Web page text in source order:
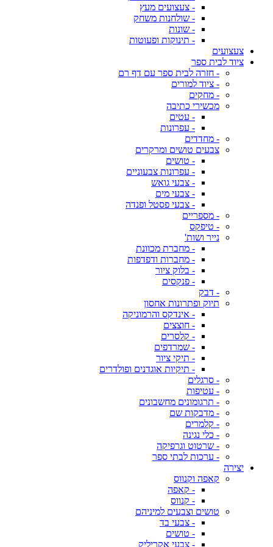
- צעצועים מעץ
- שולחנות משחק
- שונות
- תינוקות ופעוטות
צעצועים
ציוד לבית ספר
- חזרה לבית ספר עם דף רם
- ציוד למורים
- מחקים
מכשירי כתיבה
- עטים
- עפרונות
- מחדדים
צבעים טושים ומרקרים
- טושים
- עפרונות צבעוניים
- צבעי גואש
- צבעי מים
- צבעי פסטל ופנדה
- מספריים
- טיפקס
נייר ושות'
- מחברת מכוונת
- מחברות ודפדפות
- בלוק ציור
- פנקסים
- דבק
תיוק ופתרונות אחסון
- אינדקס והרמוניקה
- חוצצים
- קלסרים
- שמרדפים
- תיקי ציור
- תיקיות אוגדנים ופולדרים
- סרגלים
- עטיפות
- תרגומונים מחשבונים
- מדבקות שם
- קלמרים
- כלי נגינה
- שרטוט וגרפיקה
- ערכות לבתי ספר
יצירה
קאפה וקנווס
- קאפה
- קנווס
טושים וצבעים למיניהם
- צבעי בד
- טושים
- צבעי אקריליק